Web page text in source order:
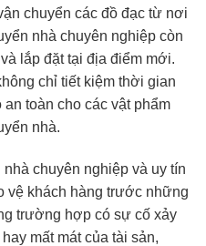
chuyển các đồ đạc từ nơi
nhà chuyên nghiệp còn
lắp đặt tại địa điểm mới.
chỉ tiết kiệm thời gian
toàn cho các vật phẩm
nhà.
chuyên nghiệp và uy tín
vệ khách hàng trước những
trường hợp có sự cố xảy
mất mát của tài sản,